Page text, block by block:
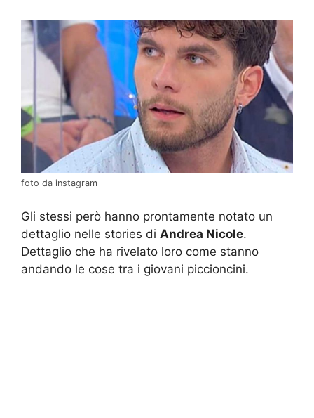
foto da instagram
Gli stessi però hanno prontamente notato un
dettaglio nelle stories di Andrea Nicole.
Dettaglio che ha rivelato loro come stanno
andando le cose tra i giovani piccioncini.